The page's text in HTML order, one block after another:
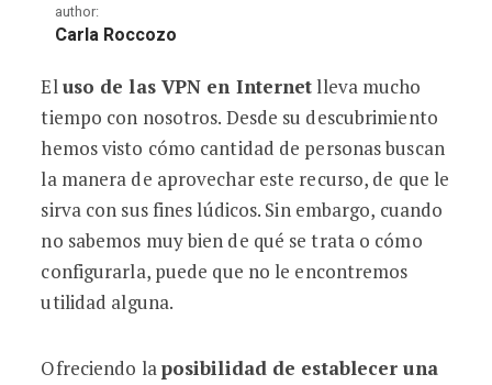
author:
Carla Roccozo
5 ventajas de utilizar una VPN en
Eluso de las VPN en Internet lleva mucho
tiempo con nosotros. Desde su descubrimiento
hemos visto cómo cantidad de personas buscan
la manera de aprovechar este recurso, de que le
sirva con sus fines lúdicos. Sin embargo, cuando
no sabemos muy bien de qué se trata o cómo
configurarla, puede que no le encontremos
utilidad alguna.
Ofreciendo laposibilidad de establecer una